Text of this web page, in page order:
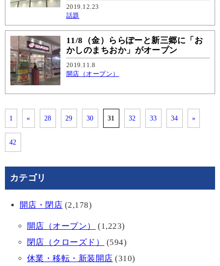
2019.12.23
話題
11/8（金）ららぽーと新三郷に「お
かしのまちおか」がオープン
2019.11.8
開店（オープン）
1 « 28 29 30 31 32 33 34 »
42
カテゴリ
開店・閉店 (2,178)
開店（オープン）
(1,223)
閉店（クローズド）
(594)
休業・移転・新装開店 (310)